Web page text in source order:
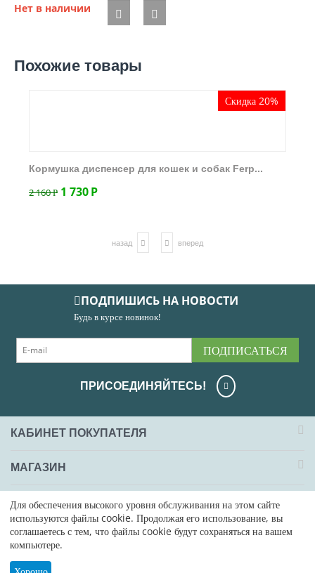
Нет в наличии
Похожие товары
Скидка 20%
Кормушка диспенсер для кошек и собак Ferp...
2 160Р 1 730Р
назад вперед
ПОДПИШИСЬ НА НОВОСТИ
Будь в курсе новинок!
ПОДПИСАТЬСЯ
ПРИСОЕДИНЯЙТЕСЬ!
КАБИНЕТ ПОКУПАТЕЛЯ
МАГАЗИН
ОФОРМЛЕНИЕ ЗАКАЗА
КОНТАКТЫ
© 2008 - 2026 ООО "ПВМ". На базе
Для обеспечения высокого уровня обслуживания на этом сайте
используются файлы cookie. Продолжая его использование, вы
соглашаетесь с тем, что файлы cookie будут сохраняться на вашем
компьютере.